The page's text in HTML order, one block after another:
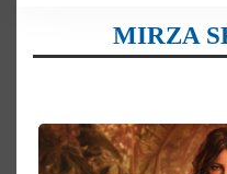
MIRZA